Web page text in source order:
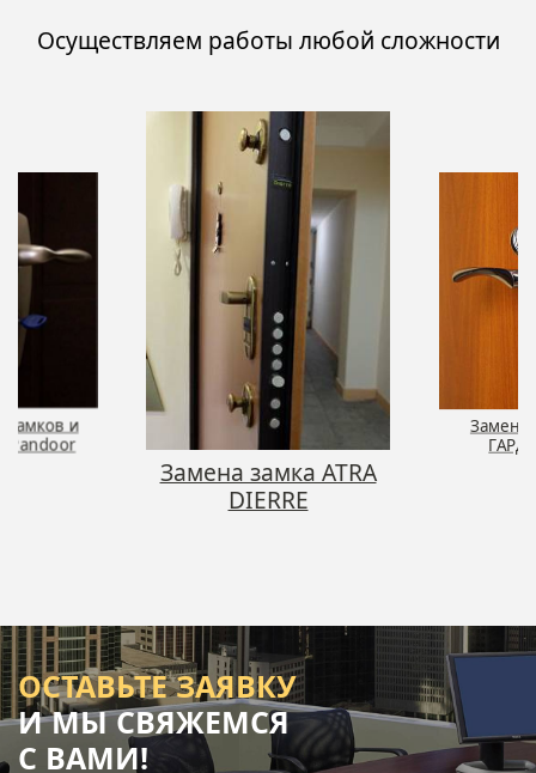
Осуществляем работы любой сложности
замков и
Pandoor
Замена замка ATRA
DIERRE
Замена
ОСТАВЬТЕ ЗАЯВКУ
И МЫ СВЯЖЕМСЯ
С ВАМИ!